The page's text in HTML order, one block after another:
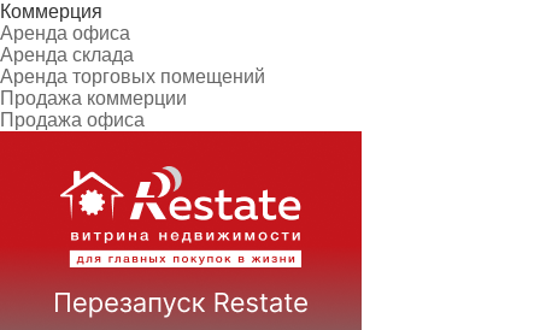
Коммерция
Аренда офиса
Аренда склада
Аренда торговых помещений
Продажа коммерции
Продажа офиса